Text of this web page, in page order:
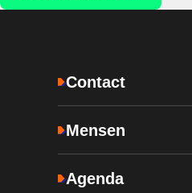
Contact
Mensen
Agenda